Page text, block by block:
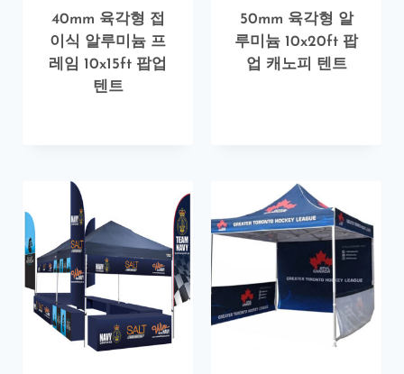
40mm 육각형 접
이식 알루미늄 프
레임 10x15ft 팝업
텐트
50mm 육각형 알
루미늄 10x20ft 팝
업 캐노피 텐트